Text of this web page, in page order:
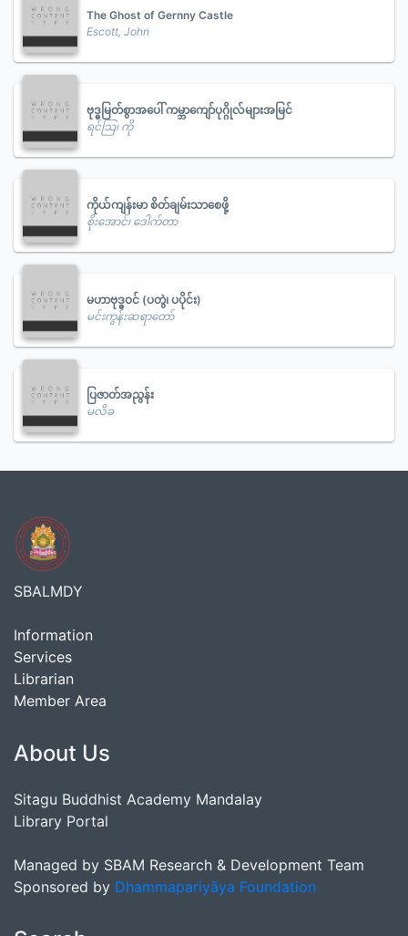
The Ghost of Gernny Castle
Escott, John
ဗုဒ္ဓမြတ်စွာအပေါ် ကမ္ဘာကျော်ပုဂ္ဂိုလ်များအမြင်
ရင်ဩ၊ ကို
ကိုယ်ကျန်းမာ စိတ်ချမ်းသာစေဖို့
စိုးအောင်၊ ဒေါက်တာ
မဟာဗုဒ္ဓဝင် (ပတွဲ၊ ပပိုင်း)
မင်းကွန်းဆရာတော်
ပြဇာတ်အညွန်း
မလိခ
SBALMDY
Information
Services
Librarian
Member Area
About Us
Sitagu Buddhist Academy Mandalay
Library Portal
Managed by SBAM Research & Development Team
Sponsored by Dhammapariyāya Foundation